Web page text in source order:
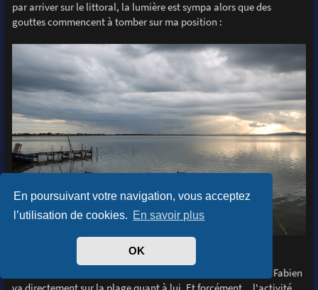
En poursuivant votre navigation, vous acceptez
l’utilisation de cookies. En savoir plus
OK
par arriver sur le littoral, la lumière est sympa alors que des
gouttes commencent à tomber sur ma position :
La pluie me pousse à me replacer + à l'est, 10min de route... Fabien